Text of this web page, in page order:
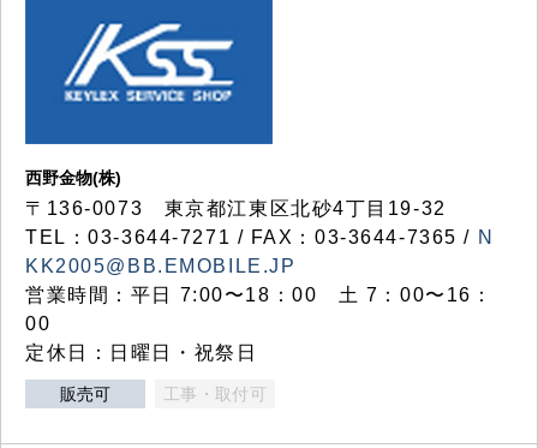
西野金物(株)
〒136-0073 東京都江東区北砂4丁目19-32
TEL：03‐3644‐7271 / FAX：03-3644-7365 / N
KK2005@BB.EMOBILE.JP
営業時間：平日 7:00〜18：00 土 7：00〜16：
00
定休日：日曜日・祝祭日
販売可 工事・取付可